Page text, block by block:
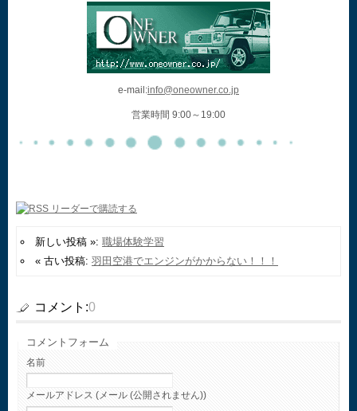
e-mail:info@oneowner.co.jp
営業時間 9:00～19:00
新しい投稿 »: 職場体験学習
« 古い投稿: 羽田空港でエンジンがかからない！！！
コメント:0
コメントフォーム
名前
メールアドレス (メール (公開されません))